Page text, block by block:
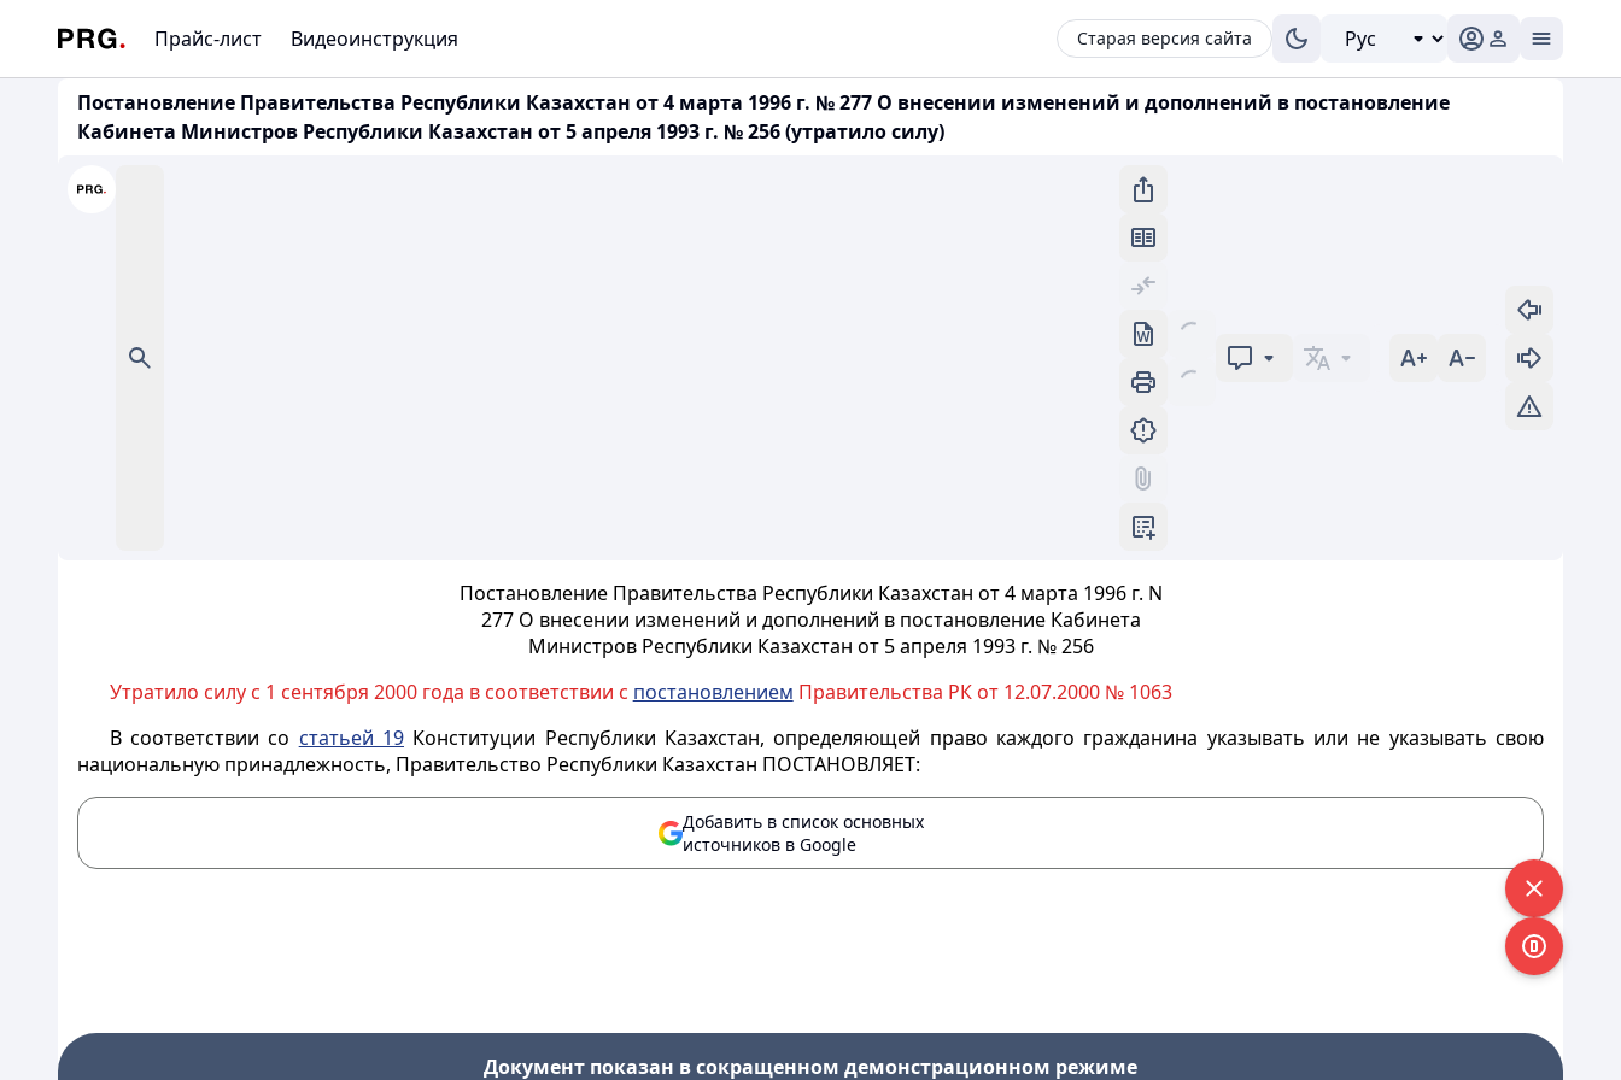
Прайс-лист Видеоинструкция Старая версия сайта
Постановление Правительства Республики Казахстан от 4 марта 1996 г. № 277 О внесении изменений и дополнений в постановление
Кабинета Министров Республики Казахстан от 5 апреля 1993 г. № 256 (утратило силу)
Постановление Правительства Республики Казахстан от 4 марта 1996 г. N
277 О внесении изменений и дополнений в постановление Кабинета
Министров Республики Казахстан от 5 апреля 1993 г. № 256
Утратило силу с 1 сентября 2000 года в соответствии с постановлением Правительства РК от 12.07.2000 № 1063
В соответствии со статьей 19 Конституции Республики Казахстан, определяющей право каждого гражданина указывать или не указывать свою
национальную принадлежность, Правительство Республики Казахстан ПОСТАНОВЛЯЕТ:
Добавить в список основных
источников в Google
Документ показан в сокращенном демонстрационном режиме